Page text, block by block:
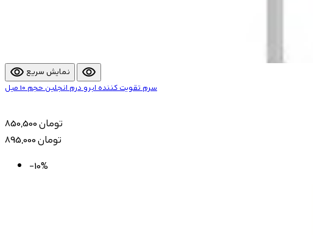
visibility نمایش سریع visibility
سرم تقویت کننده ابرو درم انجلین حجم 10 میل
850,500 تومان
895,000 تومان
-10%